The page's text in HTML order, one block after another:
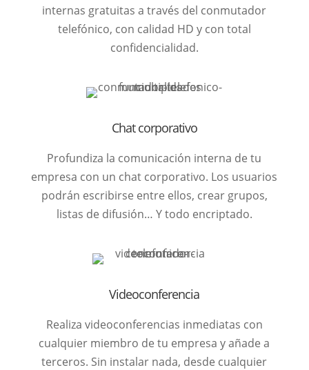
internas gratuitas a través del conmutador
telefónico, con calidad HD y con total
confidencialidad.
Chat corporativo
Profundiza la comunicación interna de tu
empresa con un chat corporativo. Los usuarios
podrán escribirse entre ellos, crear grupos,
listas de difusión… Y todo encriptado.
Videoconferencia
Realiza videoconferencias inmediatas con
cualquier miembro de tu empresa y añade a
terceros. Sin instalar nada, desde cualquier